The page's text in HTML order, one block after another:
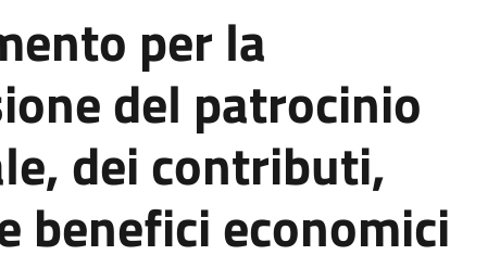
per la
del patrocinio
dei contributi,
benefici economici